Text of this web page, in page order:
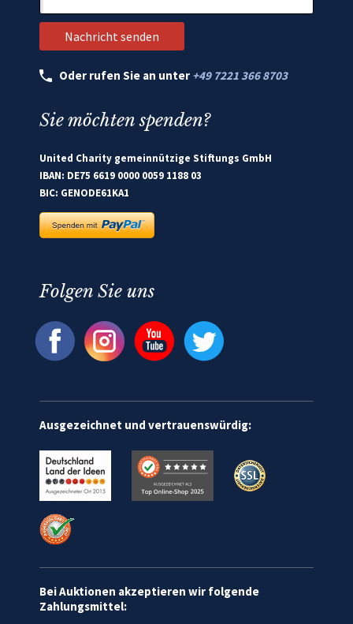
Oder rufen Sie an unter +49 7221 366 8703
Sie möchten spenden?
United Charity gemeinnützige Stiftungs GmbH
IBAN: DE75 6619 0000 0059 1188 03
BIC: GENODE61KA1
Folgen Sie uns
Ausgezeichnet und vertrauenswürdig:
Bei Auktionen akzeptieren wir folgende
Zahlungsmittel: